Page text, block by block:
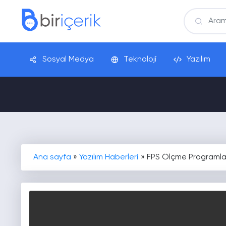
Sosyal Medya Teknoloji Yazılım
Ana sayfa » Yazılım Haberleri » FPS Ölçme